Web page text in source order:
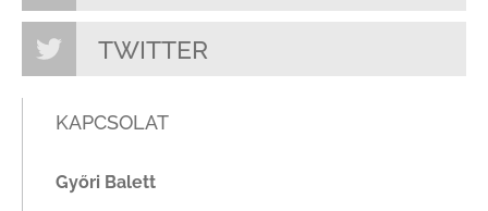
TWITTER
KAPCSOLAT
Győri Balett